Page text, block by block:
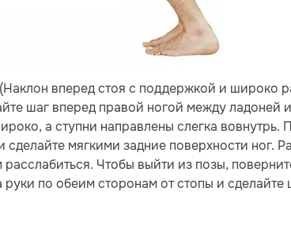
(Наклон вперед стоя с поддержкой и широко
шаг вперед правой ногой между ладоней
а ступни направлены слегка
мягкими задние поверхности ног.
Чтобы выйти из позы,
по обеим сторонам от стопы и сделайте